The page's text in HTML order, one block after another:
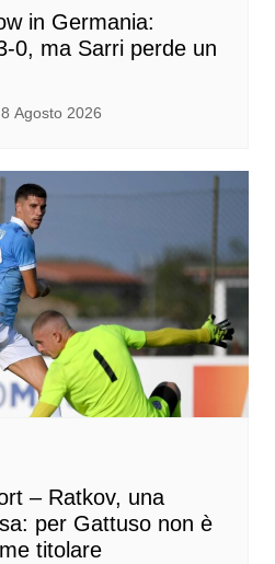
in Germania:
0, ma Sarri perde un
8 Agosto 2026
– Ratkov, una
per Gattuso non è
titolare